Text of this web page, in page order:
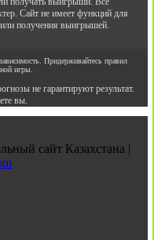
Сайт не имеет функций для
или получения выигрышей.
Придерживайтесь правил
игры.
не гарантируют результат.
вы.
сайт Казахстана |